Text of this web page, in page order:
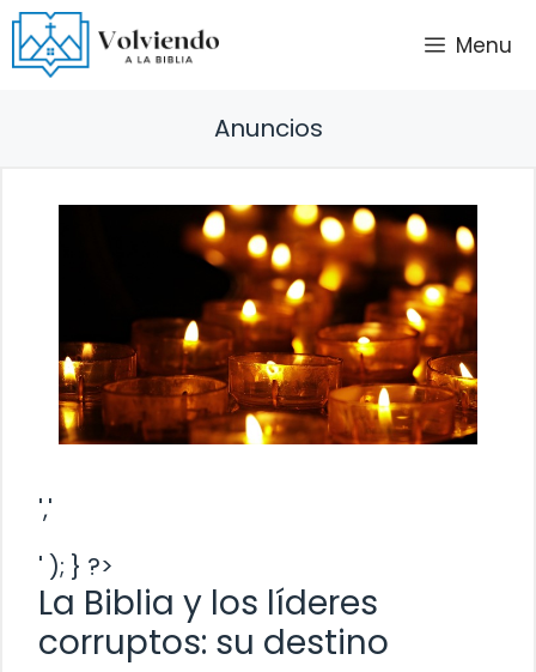
Saltar
al
contenido
Menu
Anuncios
','
' ); } ?>
La Biblia y los líderes
corruptos: su destino